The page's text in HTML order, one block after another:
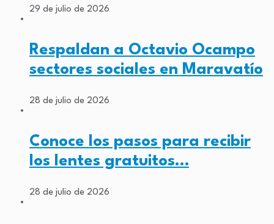
29 de julio de 2026
Respaldan a Octavio Ocampo
sectores sociales en Maravatío
28 de julio de 2026
Conoce los pasos para recibir
los lentes gratuitos…
28 de julio de 2026